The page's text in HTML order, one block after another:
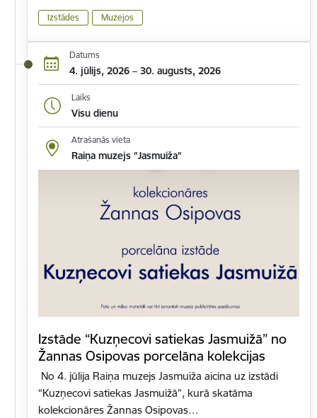
Izstādes Muzejos
Datums
4. jūlijs, 2026 – 30. augusts, 2026
Laiks
Visu dienu
Atrašanās vieta
Raiņa muzejs "Jasmuiža"
Izstāde “Kuzņecovi satiekas Jasmuižā” no
Žannas Osipovas porcelāna kolekcijas
No 4. jūlija Raiņa muzejs Jasmuiža aicina uz izstādi
“Kuzņecovi satiekas Jasmuižā”, kurā skatāma
kolekcionāres Žannas Osipovas…